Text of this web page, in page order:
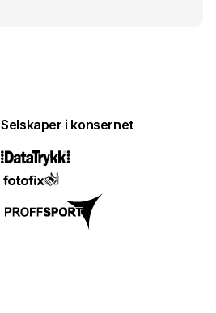
Selskaper i konsernet